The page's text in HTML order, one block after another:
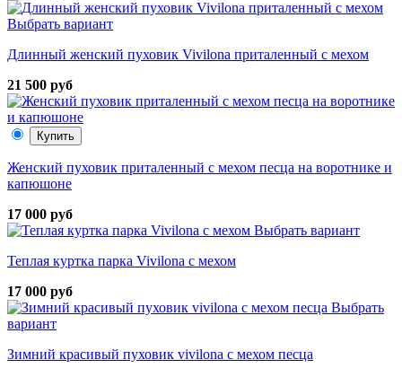
Выбрать вариант
Длинный женский пуховик Vivilona приталенный с мехом
21 500 руб
Купить
Женский пуховик приталенный с мехом песца на воротнике и
капюшоне
17 000 руб
Выбрать вариант
Теплая куртка парка Vivilona с мехом
17 000 руб
Выбрать
вариант
Зимний красивый пуховик vivilona с мехом песца